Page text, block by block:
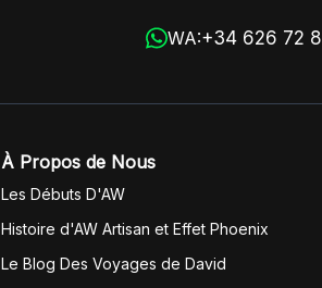
WA:+34 626 72
À Propos de Nous
Les Débuts D'AW
Histoire d'AW Artisan et Effet Phoenix
Le Blog Des Voyages de David